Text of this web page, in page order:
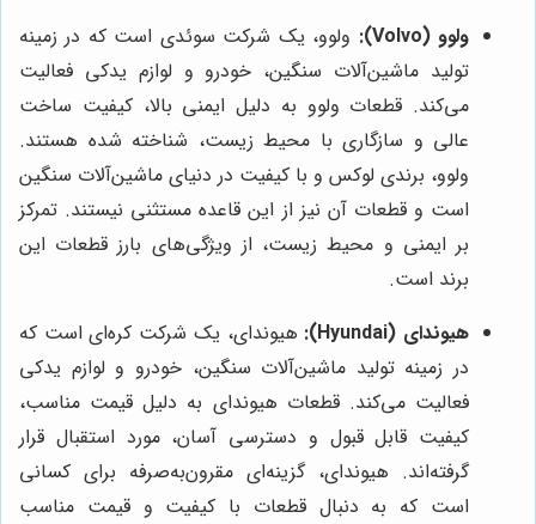
ولوو (Volvo):
ولوو، یک شرکت سوئدی است که در زمینه
تولید ماشین‌آلات سنگین، خودرو و لوازم یدکی فعالیت
می‌کند. قطعات ولوو به دلیل ایمنی بالا، کیفیت ساخت
عالی و سازگاری با محیط زیست، شناخته شده هستند.
ولوو، برندی لوکس و با کیفیت در دنیای ماشین‌آلات سنگین
است و قطعات آن نیز از این قاعده مستثنی نیستند. تمرکز
بر ایمنی و محیط زیست، از ویژگی‌های بارز قطعات این
برند است.
هیوندای (Hyundai):
هیوندای، یک شرکت کره‌ای است که
در زمینه تولید ماشین‌آلات سنگین، خودرو و لوازم یدکی
فعالیت می‌کند. قطعات هیوندای به دلیل قیمت مناسب،
کیفیت قابل قبول و دسترسی آسان، مورد استقبال قرار
گرفته‌اند. هیوندای، گزینه‌ای مقرون‌به‌صرفه برای کسانی
است که به دنبال قطعات با کیفیت و قیمت مناسب